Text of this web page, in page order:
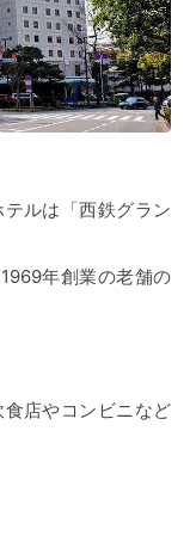
ルは「西鉄グラン
年創業の老舗の
店やコンビニなど